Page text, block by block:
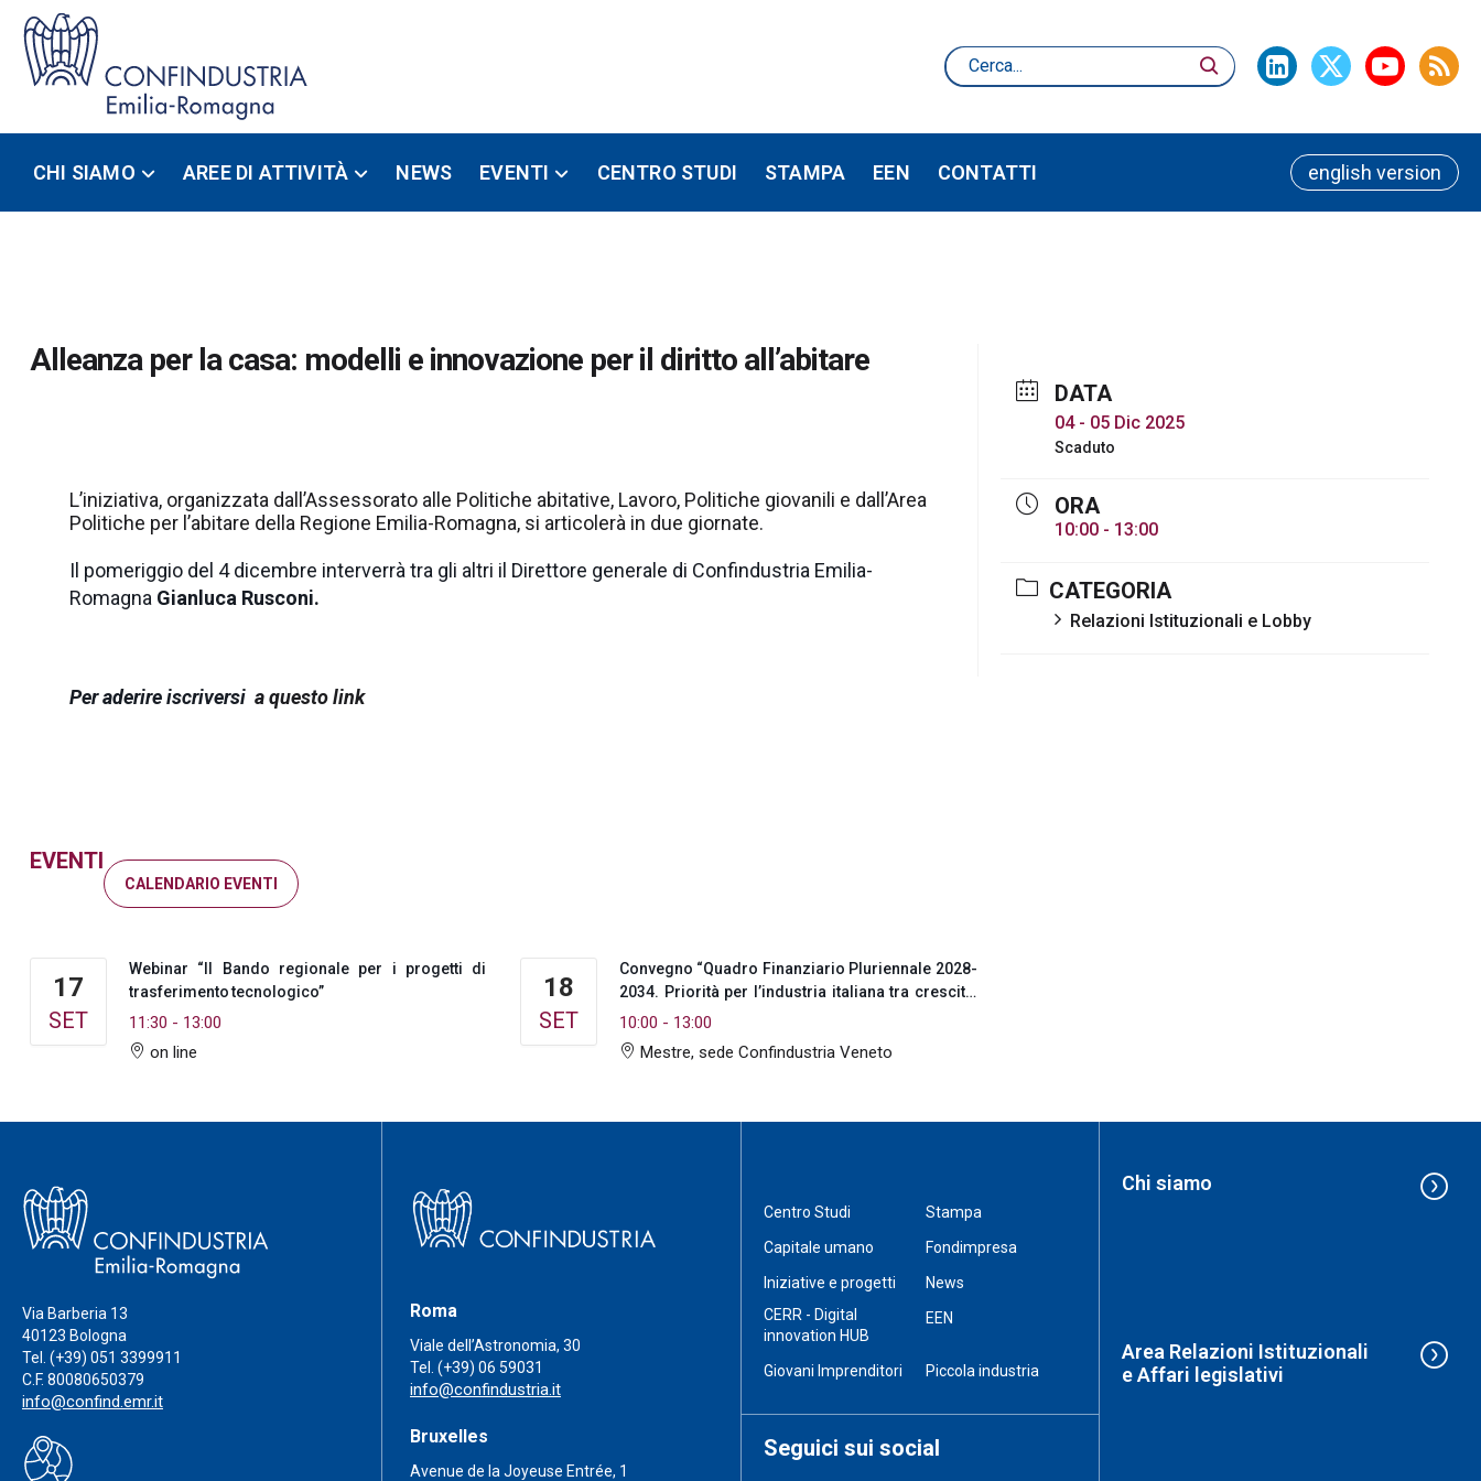
CHI SIAMO AREE DI ATTIVITÀ NEWS EVENTI CENTRO STUDI STAMPA EEN CONTATTI english version
Alleanza per la casa: modelli e innovazione per il diritto all’abitare
L’iniziativa, organizzata dall’Assessorato alle Politiche abitative, Lavoro, Politiche giovanili e dall’Area
Politiche per l’abitare della Regione Emilia-Romagna, si articolerà in due giornate.
Il pomeriggio del 4 dicembre interverrà tra gli altri il Direttore generale di Confindustria Emilia-
Romagna Gianluca Rusconi.
Per aderire iscriversia questo link
EVENTI
CALENDARIO EVENTI
17
SET
Webinar “Il Bando regionale per i progetti di
trasferimento tecnologico”
11:30 - 13:00
on line
18
SET
Convegno “Quadro Finanziario Pluriennale 2028-
2034. Priorità per l’industria italiana tra crescita,
coesione e competitività”
10:00 - 13:00
Mestre, sede Confindustria Veneto
DATA
04 - 05 Dic 2025
Scaduto
ORA
10:00 - 13:00
CATEGORIA
Relazioni Istituzionali e Lobby
Via Barberia 13
40123 Bologna
Tel. (+39) 051 3399911
C.F. 80080650379
info@confind.emr.it
Roma
Viale dell’Astronomia, 30
Tel. (+39) 06 59031
info@confindustria.it
Bruxelles
Avenue de la Joyeuse Entrée, 1
Centro Studi
Stampa
Capitale umano
Fondimpresa
Iniziative e progetti
News
CERR - Digital
innovation HUB
EEN
Giovani Imprenditori Piccola industria
Seguici sui social
Chi siamo
Area Relazioni Istituzionali
e Affari legislativi